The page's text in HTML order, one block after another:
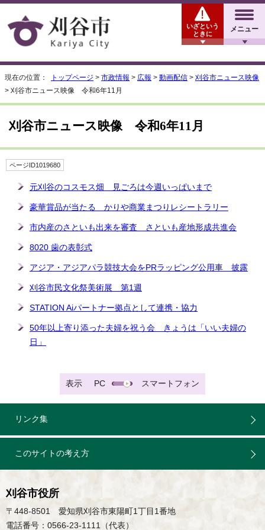
メニュー
いざという
ときに
現在の位置： トップページ > 市政情報 > 広報 > 動画配信 > 刈谷市ニュース映像
> 刈谷市ニュース映像 令和6年11月
刈谷市ニュース映像 令和6年11月
ページID1019680
元刈谷のコスモス畑 見ごろは今週いっぱいまで
豪華賞品が当たる かりや商業まつりレシートラリー
市内産のさといも出来を審査 さといも産地形成共進会
8020 歯の表彰式
アジア・アジアパラ競技大会をPRラッピング公用車 披露
刈谷市民文化祭美術展 第1週
STATION Aiパートナー拠点として連携・協力
50年以上寄り添った夫婦を祝う会 きょうは「いい夫婦の
日」
表示 PC スマートフォン
リンク集
このサイトの考え方
刈谷市役所
〒448-8501 愛知県刈谷市東陽町1丁目1番地
電話番号：0566-23-1111（代表）